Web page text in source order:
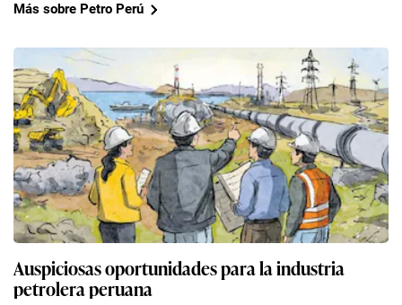
Más sobre Petro Perú
Auspiciosas oportunidades para la industria
petrolera peruana